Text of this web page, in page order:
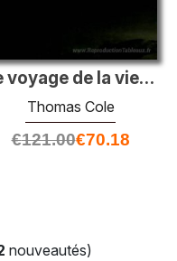
Le voyage de la vie: vieillesse (détail)
Thomas Cole
€121.00€70.18
nouveautés)